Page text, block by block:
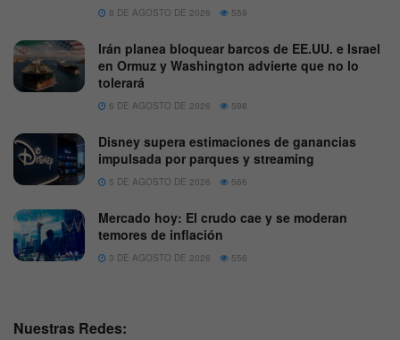
8 DE AGOSTO DE 2026 559
Irán planea bloquear barcos de EE.UU. e Israel
en Ormuz y Washington advierte que no lo
tolerará
6 DE AGOSTO DE 2026 598
Disney supera estimaciones de ganancias
impulsada por parques y streaming
5 DE AGOSTO DE 2026 566
Mercado hoy: El crudo cae y se moderan
temores de inflación
3 DE AGOSTO DE 2026 556
Nuestras Redes: